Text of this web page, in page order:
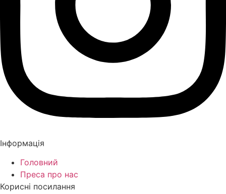
Інформація
Головний
Преса про нас
Корисні посилання